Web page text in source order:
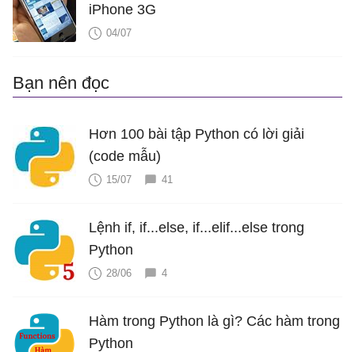
iPhone 3G
04/07
Bạn nên đọc
Hơn 100 bài tập Python có lời giải
(code mẫu)
15/07 41
Lệnh if, if...else, if...elif...else trong
Python
28/06 4
Hàm trong Python là gì? Các hàm trong
Python